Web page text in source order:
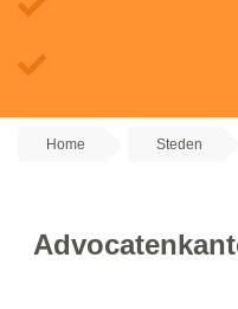
Home Steden